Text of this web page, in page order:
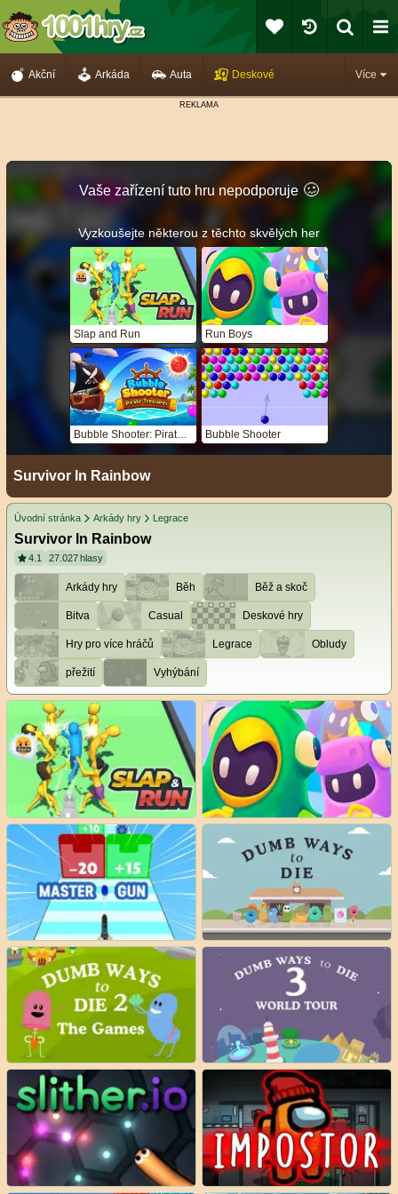
Více
Akční Arkáda Auta Deskové
Vaše zařízení tuto hru nepodporuje 🥴️
Vyzkoušejte některou z těchto skvělých her
Slap and Run Run Boys
Bubble Shooter: Pirate Treasures Bubble Shooter
Survivor In Rainbow
Úvodní stránka Arkády hry Legrace
Survivor In Rainbow
4.1 27.027 hlasy
Arkády hry Běh Běž a skoč
Bitva Casual Deskové hry
Hry pro více hráčů Legrace Obludy
přežití Vyhýbání